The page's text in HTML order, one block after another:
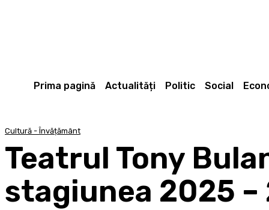
Prima pagină Actualități Politic Social
Cultură - Învățământ
Teatrul Tony
stagiunea 2025 –